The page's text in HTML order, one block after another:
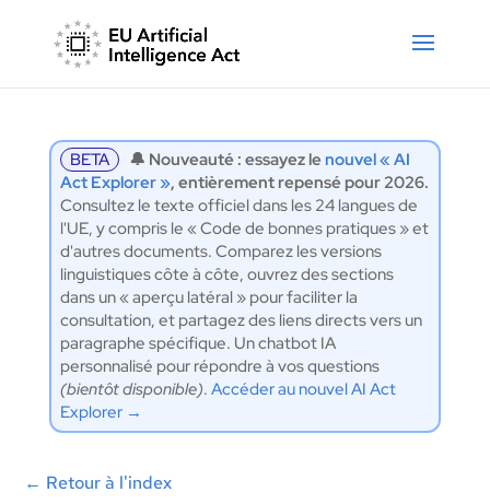
BETA 🔔 Nouveauté : essayez le nouvel « AI
Act Explorer », entièrement repensé pour 2026.
Consultez le texte officiel dans les 24 langues de
l'UE, y compris le « Code de bonnes pratiques » et
d'autres documents. Comparez les versions
linguistiques côte à côte, ouvrez des sections
dans un « aperçu latéral » pour faciliter la
consultation, et partagez des liens directs vers un
paragraphe spécifique. Un chatbot IA
personnalisé pour répondre à vos questions
(bientôt disponible). Accéder au nouvel AI Act
Explorer →
← Retour à l'index